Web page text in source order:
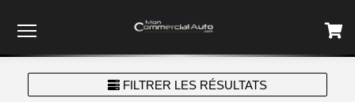
FILTRER LES RÉSULTATS